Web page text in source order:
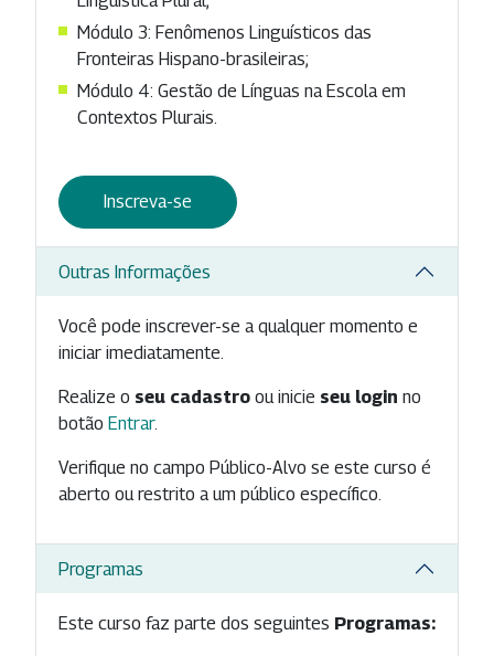
Módulo 3: Fenômenos Linguísticos das
Fronteiras Hispano-brasileiras;
Módulo 4: Gestão de Línguas na Escola em
Contextos Plurais.
Inscreva-se
Outras Informações
Você pode inscrever-se a qualquer momento e
iniciar imediatamente.
Realize o seu cadastro ou inicie seu login no
botão Entrar.
Verifique no campo Público-Alvo se este curso é
aberto ou restrito a um público específico.
Programas
Este curso faz parte dos seguintes Programas: